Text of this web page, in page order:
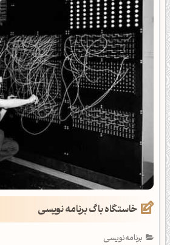
خاستگاه باگ برنامه نویسی
برنامه‌نویسی